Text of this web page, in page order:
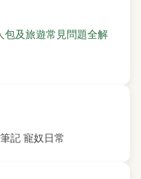
包及旅遊常見問題全解
記 寵奴日常